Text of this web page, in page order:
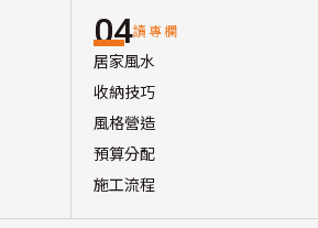
04讀專欄
居家風水
收納技巧
風格營造
預算分配
施工流程